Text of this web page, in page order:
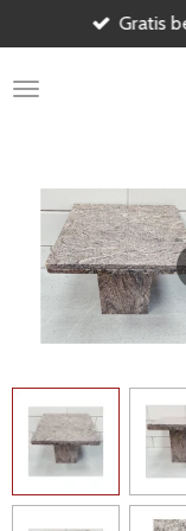
direct
naar
Gratis